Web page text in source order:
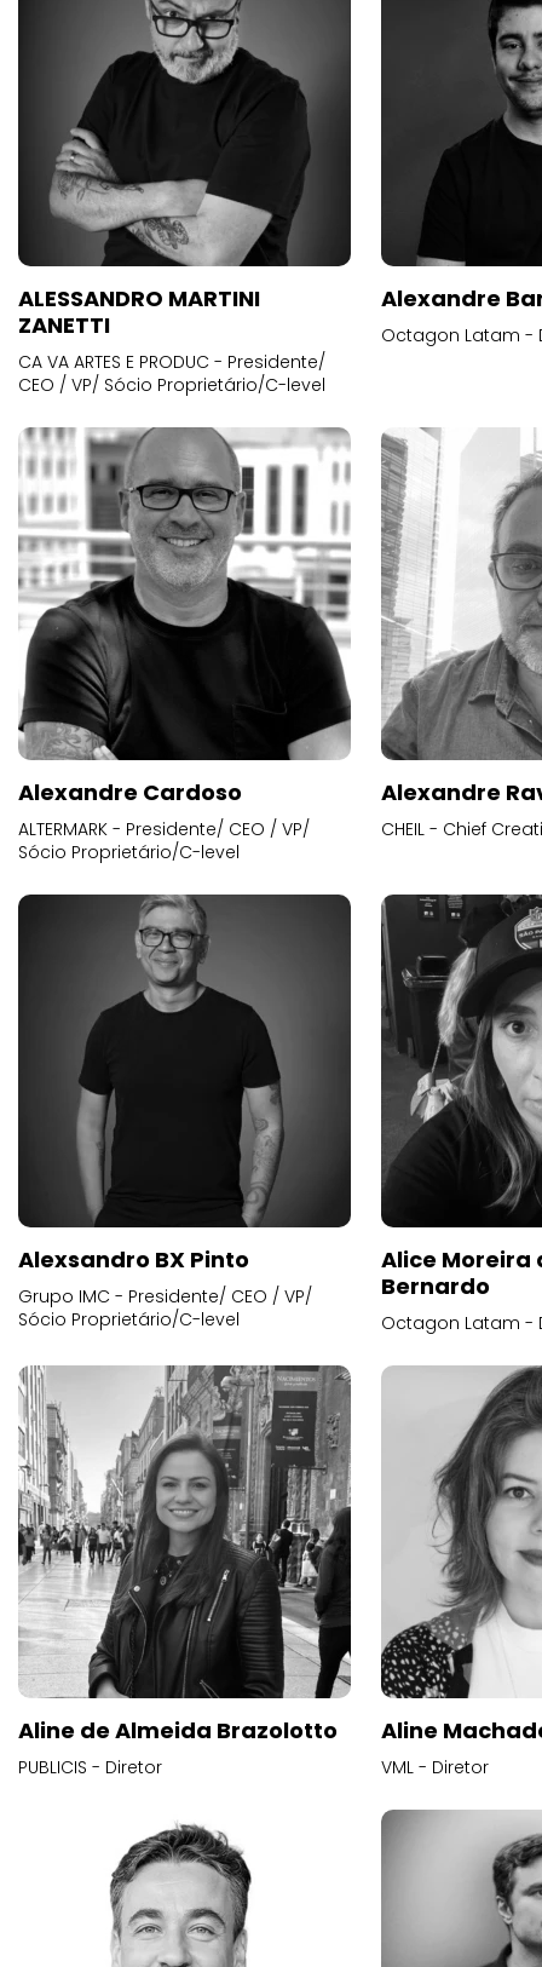
ALESSANDRO MARTINI
ZANETTI
CA VA ARTES E PRODUC - Presidente/
CEO / VP/ Sócio Proprietário/C-level
Alexandre
Octagon Latam -
Alexandre Cardoso
ALTERMARK - Presidente/ CEO / VP/
Sócio Proprietário/C-level
Alexandre
CHEIL - Chief
Alexsandro BX Pinto
Grupo IMC - Presidente/ CEO / VP/
Sócio Proprietário/C-level
Alice
Bernardo
Octagon Latam -
Aline de Almeida Brazolotto
PUBLICIS - Diretor
Aline
VML - Diretor